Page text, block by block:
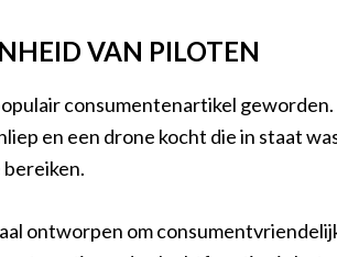
VAN PILOTEN
consumentenartikel
en een drone kocht die in staat
ontworpen om